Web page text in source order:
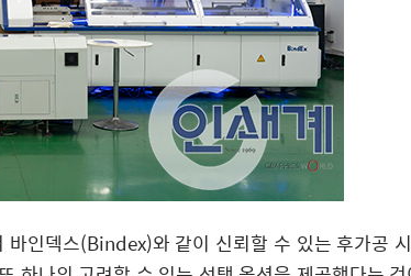
인덱스(Bindex)와 같이 신뢰할 수 있는 후가공